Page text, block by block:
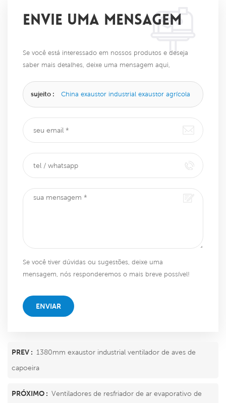
ENVIE UMA MENSAGEM
Se você está interessado em nossos produtos e deseja
saber mais detalhes, deixe uma mensagem aqui,
sujeito : China exaustor industrial exaustor agrícola
Se você tiver dúvidas ou sugestões, deixe uma
mensagem, nós responderemos o mais breve possível!
ENVIAR
PREV : 1380mm exaustor industrial ventilador de aves de
capoeira
PRÓXIMO : Ventiladores de resfriador de ar evaporativo de